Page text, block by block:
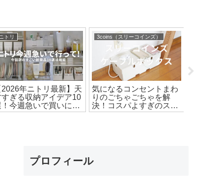
トリ
2026年ニトリ最新】天
すぎる収納アイデア10
！今週急いで買いに行
てリスト
3coins（スリーコインズ）
気になるコンセントまわ
りのごちゃごちゃを解
決！コスパよすぎのスリ
ーコインズのケーブルボ
プロフィール